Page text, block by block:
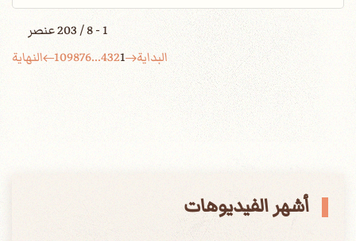
1 - 8 / 203 عنصر
البداية
1
2
3
4
...
6
7
8
9
10 النهاية
أشهر الفيديوهات